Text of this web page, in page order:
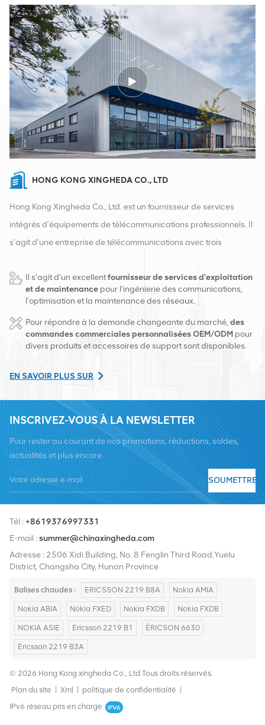
HONG KONG XINGHEDA CO., LTD
Hong Kong Xingheda Co., Ltd. est un fournisseur de services
intégrés d'équipements de télécommunications professionnels. Il
s'agit d'une entreprise de télécommunications avec trois
l'heure actuelle, l'entreprise dispose de deux entrepôts
intelligents et de centres de distribution d'usine à Changsha et à
international à Changsha, en Chine. Basés en Chine, nous
exerçons des activités internationales en Asie du Sud-Est, en
télécommunications régionaux des services de transformation
d'équipement et de maintenance complets tels que la
transmission, l'alimentation électrique, les modules optiques,
câbles, bornes et matériaux auxiliaires de support. Les
fournisseurs de services incluent Nokia, Ericsson, Huawei, ZTE,
Bell, Alcatel, Nortel, Siemens et Lucent. Nous élargirons notre part
services de haute qualité, des prix raisonnables et une livraison
rapide.
Il s'agit d'un excellentfournisseur de services d'exploitation
et de maintenance pour l'ingénierie des communications,
l'optimisation et la maintenance des réseaux.
Pour répondre à la demande changeante du marché,des
commandes commerciales personnalisées OEM/ODM pour
divers produits et accessoires de support sont disponibles.
EN SAVOIR PLUS SUR
INSCRIVEZ-VOUS À LA NEWSLETTER
Pour rester au courant de nos promotions, réductions, soldes,
actualités et plus encore.
SOUMETTRE
Tél :+8619376997331
E-mail :summer@chinaxingheda.com
Adresse : 2506 Xidi Building, No. 8 Fenglin Third Road,Yuelu
District, Changsha City, Hunan Province
Balises chaudes : ERICSSON 2219 B8A Nokia AMIA
Nokia ABIA Nokia FXED Nokia FXDB Nokia FXDB
NOKIA ASIE Ericsson 2219 B1 ÉRICSON 6630
Ericsson 2219 B3A
© 2026 Hong Kong xingheda Co., Ltd.Tous droits réservés.
Plan du site
Xml politique de confidentialité
IPv6 réseau pris en charge